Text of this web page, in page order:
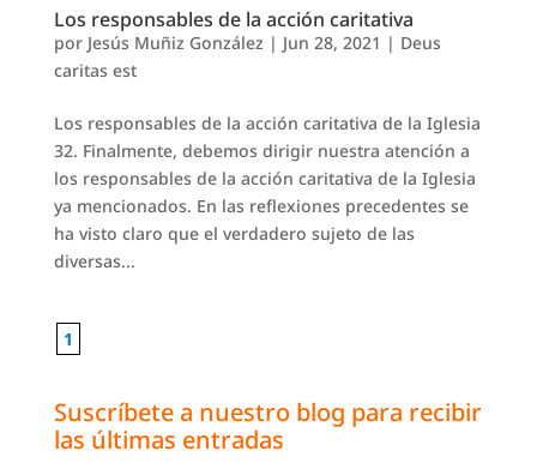
Los responsables de la acción caritativa
por Jesús Muñiz González | Jun 28, 2021 | Deus
caritas est
Los responsables de la acción caritativa de la Iglesia
32. Finalmente, debemos dirigir nuestra atención a
los responsables de la acción caritativa de la Iglesia
ya mencionados. En las reflexiones precedentes se
ha visto claro que el verdadero sujeto de las
diversas...
1
Suscríbete a nuestro blog para recibir
las últimas entradas